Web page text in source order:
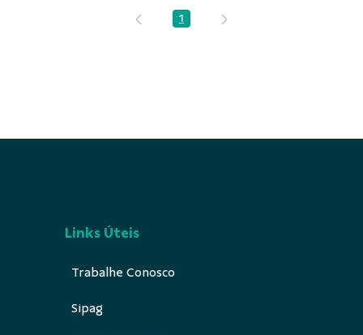
Página
1
Links Úteis
Trabalhe Conosco
Sipag